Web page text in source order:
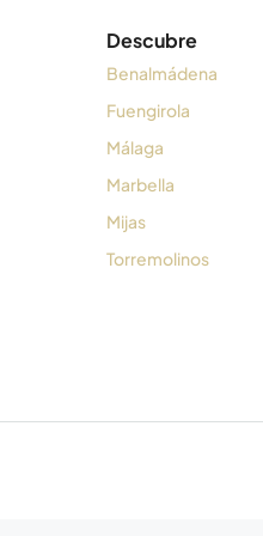
Descubre
Benalmádena
Fuengirola
Málaga
Marbella
Mijas
Torremolinos